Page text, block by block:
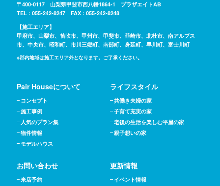
〒400-0117 山梨県甲斐市西八幡1864-1 プラザエイトAB
TEL : 055-242-8247 FAX : 055-242-8248
【施工エリア】
甲府市、山梨市、笛吹市、甲州市、甲斐市、韮崎市、北杜市、南アルプス
市、中央市、昭和町、市川三郷町、南部町、身延町、早川町、富士川町
※郡内地域は施工エリア外となります。ご了承ください。
Pair Houseについて
コンセプト
施工事例
人気のプラン集
物件情報
モデルハウス
ライフスタイル
共働き夫婦の家
子育て充実の家
老後の生活を楽しむ平屋の家
親子想いの家
お問い合わせ
来店予約
更新情報
イベント情報